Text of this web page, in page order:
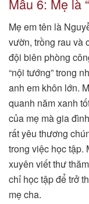
Mẫu 6: Mẹ là
Mẹ em tên là
vườn, trồng rau và
đội biên phòng
“nội tướng” trong
anh em khôn lớn.
quanh năm xanh
của mẹ mà gia
rất yêu thương
trong việc học tập.
xuyên viết thư
chỉ học tập để trở
mẹ cha.